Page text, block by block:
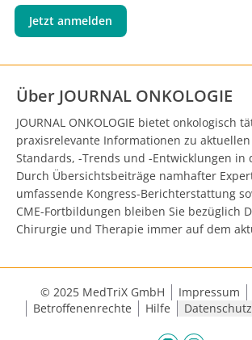
Jetzt anmelden
Über JOURNAL ONKOLOGIE
JOURNAL ONKOLOGIE bietet onkologisch
praxisrelevante Informationen zu
Standards, -Trends und -Entwicklungen in
Durch Übersichtsbeiträge namhafter
umfassende Kongress-Berichterstattung
CME-Fortbildungen bleiben Sie bezüglich
Chirurgie und Therapie immer auf dem
© 2025 MedTriX GmbH Impressum
Betroffenenrechte
Hilfe